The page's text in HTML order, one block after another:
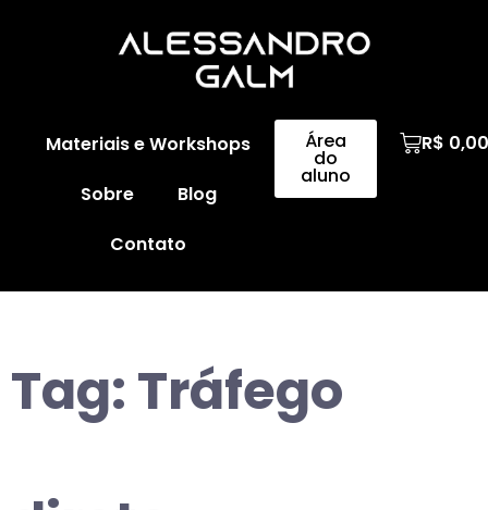
Materiais e Workshops
Sobre
Blog
Contato
Área
do
aluno
R$ 0,00
Tag:Tráfego